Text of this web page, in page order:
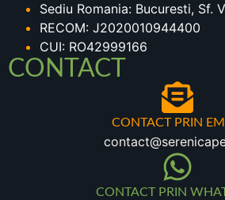
Sediu Romania: Bucuresti, Sf.
RECOM: J2020010944400
CUI: RO42999166
CONTACT
CONTACT PRIN
CONTACT PRIN